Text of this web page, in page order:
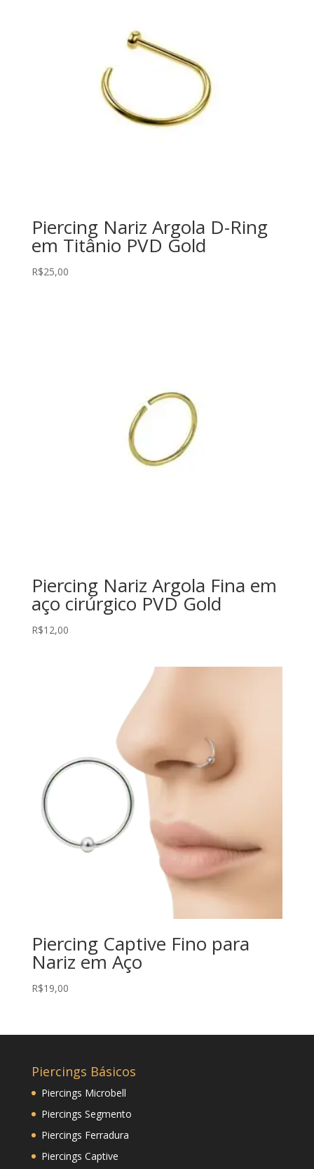
Piercing Nariz Argola D-Ring
em Titânio PVD Gold
R$25,00
Piercing Nariz Argola Fina em
aço cirúrgico PVD Gold
R$12,00
Piercing Captive Fino para
Nariz em Aço
R$19,00
Piercings Básicos
Piercings Microbell
Piercings Segmento
Piercings Ferradura
Piercings Captive